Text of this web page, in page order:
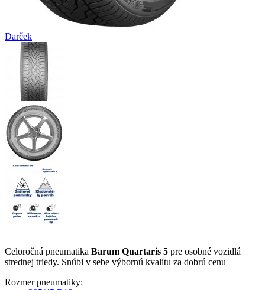
Darček
Celoročná pneumatika Barum Quartaris 5 pre osobné vozidlá
strednej triedy. Snúbi v sebe výbornú kvalitu za dobrú cenu
Rozmer pneumatiky: